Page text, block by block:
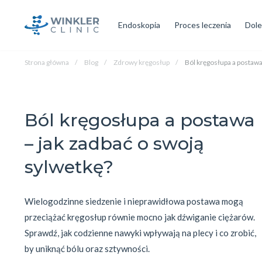
Endoskopia Proces leczenia
Strona główna Blog Zdrowy kręgosłup Ból kręgosłupa a
Ból kręgosłupa a postawa
– jak zadbać o swoją
sylwetkę?
Wielogodzinne siedzenie i nieprawidłowa postawa mogą
przeciążać kręgosłup równie mocno jak dźwiganie ciężarów.
Sprawdź, jak codzienne nawyki wpływają na plecy i co zrobić,
by uniknąć bólu oraz sztywności.